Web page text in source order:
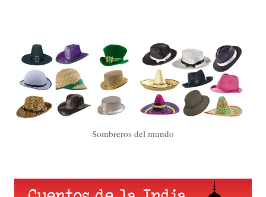
Sombreros del mundo